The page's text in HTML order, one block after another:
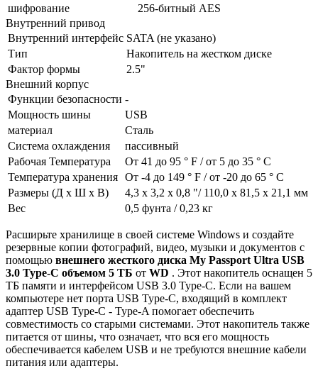
шифрование
256-битный AES
Внутренний привод
Внутренний интерфейс SATA (не указано)
Тип
Накопитель на жестком диске
Фактор формы
2.5"
Внешний корпус
Функции безопасности -
Мощность шины
USB
материал
Сталь
Система охлаждения
пассивный
Рабочая Температура
От 41 до 95 ° F / от 5 до 35 ° C
Температура хранения От -4 до 149 ° F / от -20 до 65 ° C
Размеры (Д х Ш х В)
4,3 х 3,2 х 0,8 "/ 110,0 х 81,5 х 21,1 мм
Вес
0,5 фунта / 0,23 кг
Расширьте хранилище в своей системе Windows и создайте
резервные копии фотографий, видео, музыки и документов с
помощью внешнего жесткого диска My Passport Ultra USB
3.0 Type-C объемом 5 ТБ от WD . Этот накопитель оснащен 5
ТБ памяти и интерфейсом USB 3.0 Type-C. Если на вашем
компьютере нет порта USB Type-C, входящий в комплект
адаптер USB Type-C - Type-A помогает обеспечить
совместимость со старыми системами. Этот накопитель также
питается от шины, что означает, что вся его мощность
обеспечивается кабелем USB и не требуются внешние кабели
питания или адаптеры.